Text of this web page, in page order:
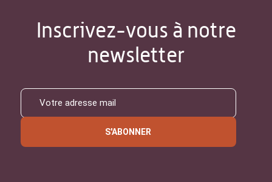
Inscrivez-vous à notre
newsletter
S'ABONNER